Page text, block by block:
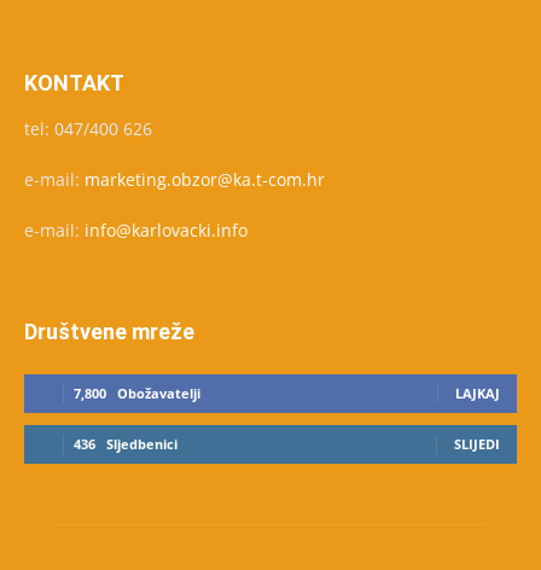
KONTAKT
tel: 047/400 626
e-mail: marketing.obzor@ka.t-com.hr
e-mail: info@karlovacki.info
Društvene mreže
7,800 Obožavatelji LAJKAJ
436 Sljedbenici SLIJEDI